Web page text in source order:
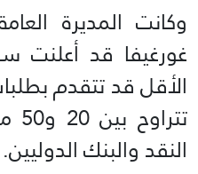
وكانت المديرة
الأقل قد تتقدم
النقد والبنك الدوليين.